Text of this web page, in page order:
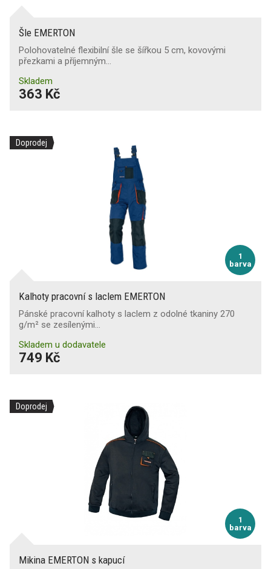
Šle EMERTON
Polohovatelné flexibilní šle se šířkou 5 cm, kovovými
přezkami a příjemným…
Skladem
363 Kč
Doprodej
1
barva
Kalhoty pracovní s laclem EMERTON
Pánské pracovní kalhoty s laclem z odolné tkaniny 270
g/m² se zesílenými…
Skladem u dodavatele
749 Kč
Doprodej
1
barva
Mikina EMERTON s kapucí